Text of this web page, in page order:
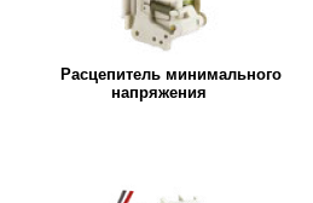
Расцепитель минимального
напряжения